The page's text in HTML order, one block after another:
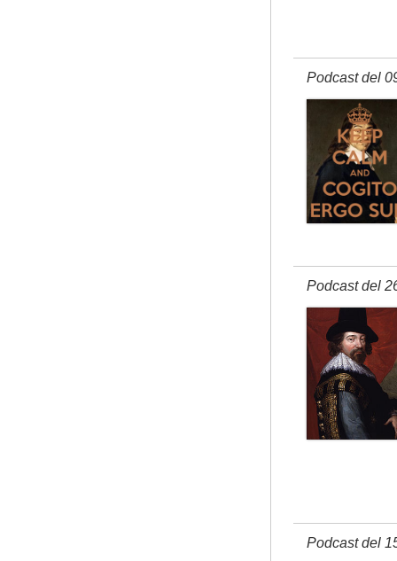
Podcast del
Podcast del
Podcast del